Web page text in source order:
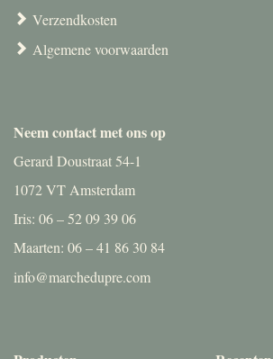
Verzendkosten
Algemene voorwaarden
Neem contact met ons op
Gerard Doustraat 54-1
1072 VT Amsterdam
Iris: 06 – 52 09 39 06
Maarten: 06 – 41 86 30 84
info@marchedupre.com